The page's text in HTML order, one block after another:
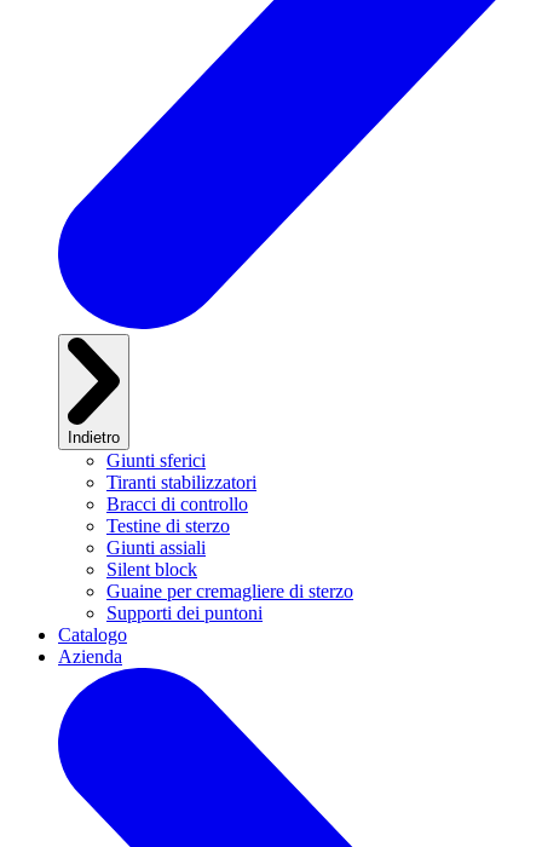
Indietro
Giunti sferici
Tiranti stabilizzatori
Bracci di controllo
Testine di sterzo
Giunti assiali
Silent block
Guaine per cremagliere di sterzo
Supporti dei puntoni
Catalogo
Azienda